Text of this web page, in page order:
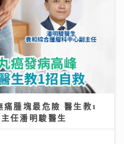
腫塊最危險 醫生教1
任潘明駿醫生